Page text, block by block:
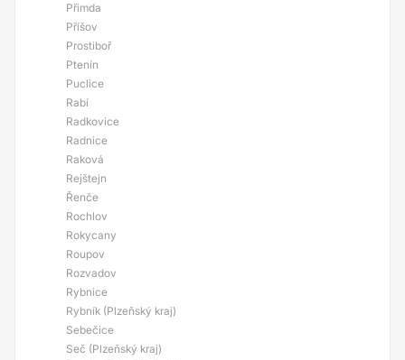
Přimda
Příšov
Prostiboř
Ptenín
Puclice
Rabí
Radkovice
Radnice
Raková
Rejštejn
Řenče
Rochlov
Rokycany
Roupov
Rozvadov
Rybnice
Rybník (Plzeňský kraj)
Sebečice
Seč (Plzeňský kraj)